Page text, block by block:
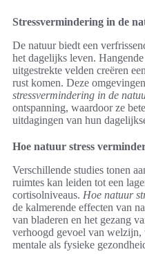
Stressvermindering in de
De natuur biedt een
het dagelijks leven.
uitgestrekte velden creëren
rust komen. Deze
stressvermindering in de
ontspanning, waardoor ze
uitdagingen van hun
Hoe natuur stress
Verschillende studies tonen
ruimtes kan leiden tot een
cortisolniveaus. Hoe natuur
de kalmerende effecten van
van bladeren en het gezang
verhoogd gevoel van welzijn,
mentale als fysieke